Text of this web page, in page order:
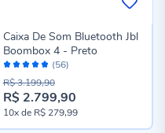
Avaliação:
96%
(56)
Caixa De Som Bluetooth Jbl
Boombox 4 - Preto
Preço
especial
R$ 2.799,90
R$ 3.199,90
10xde R$ 279,99